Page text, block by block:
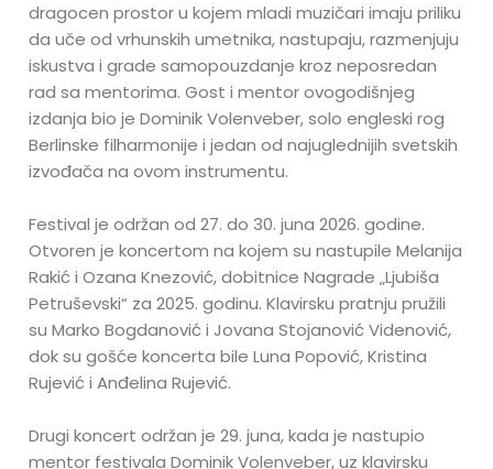
dragocen prostor u kojem mladi muzičari imaju priliku
da uče od vrhunskih umetnika, nastupaju, razmenjuju
iskustva i grade samopouzdanje kroz neposredan
rad sa mentorima. Gost i mentor ovogodišnjeg
izdanja bio je Dominik Volenveber, solo engleski rog
Berlinske filharmonije i jedan od najuglednijih svetskih
izvođača na ovom instrumentu.
Festival je održan od 27. do 30. juna 2026. godine.
Otvoren je koncertom na kojem su nastupile Melanija
Rakić i Ozana Knezović, dobitnice Nagrade „Ljubiša
Petruševski“ za 2025. godinu. Klavirsku pratnju pružili
su Marko Bogdanović i Jovana Stojanović Videnović,
dok su gošće koncerta bile Luna Popović, Kristina
Rujević i Anđelina Rujević.
Drugi koncert održan je 29. juna, kada je nastupio
mentor festivala Dominik Volenveber, uz klavirsku